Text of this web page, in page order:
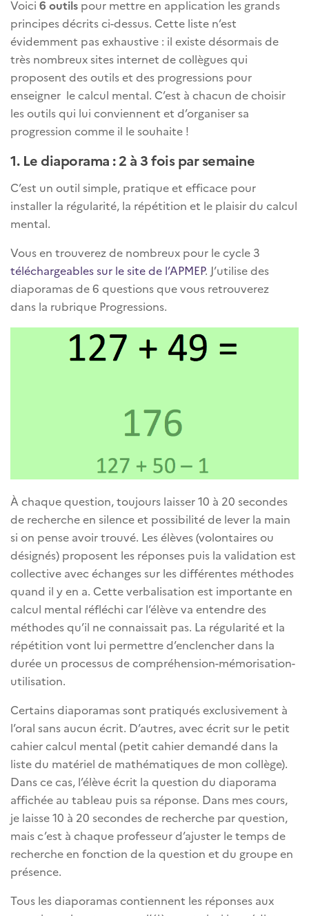
Voici 6 outils pour mettre en application les grands
principes décrits ci-dessus. Cette liste n’est
évidemment pas exhaustive : il existe désormais de
très nombreux sites internet de collègues qui
proposent des outils et des progressions pour
enseigner le calcul mental. C’est à chacun de choisir
les outils qui lui conviennent et d’organiser sa
progression comme il le souhaite !
1. Le diaporama : 2 à 3 fois par semaine
C’est un outil simple, pratique et efficace pour
installer la régularité, la répétition et le plaisir du calcul
mental.
Vous en trouverez de nombreux pour le cycle 3
téléchargeables sur le site de l’APMEP. J’utilise des
diaporamas de 6 questions que vous retrouverez
dans la rubrique Progressions.
À chaque question, toujours laisser 10 à 20 secondes
de recherche en silence et possibilité de lever la main
si on pense avoir trouvé. Les élèves (volontaires ou
désignés) proposent les réponses puis la validation est
collective avec échanges sur les différentes méthodes
quand il y en a. Cette verbalisation est importante en
calcul mental réfléchi car l’élève va entendre des
méthodes qu’il ne connaissait pas. La régularité et la
répétition vont lui permettre d’enclencher dans la
durée un processus de compréhension-mémorisation-
utilisation.
Certains diaporamas sont pratiqués exclusivement à
l’oral sans aucun écrit. D’autres, avec écrit sur le petit
cahier calcul mental (petit cahier demandé dans la
liste du matériel de mathématiques de mon collège).
Dans ce cas, l’élève écrit la question du diaporama
affichée au tableau puis sa réponse. Dans mes cours,
je laisse 10 à 20 secondes de recherche par question,
mais c’est à chaque professeur d’ajuster le temps de
recherche en fonction de la question et du groupe en
présence.
Tous les diaporamas contiennent les réponses aux